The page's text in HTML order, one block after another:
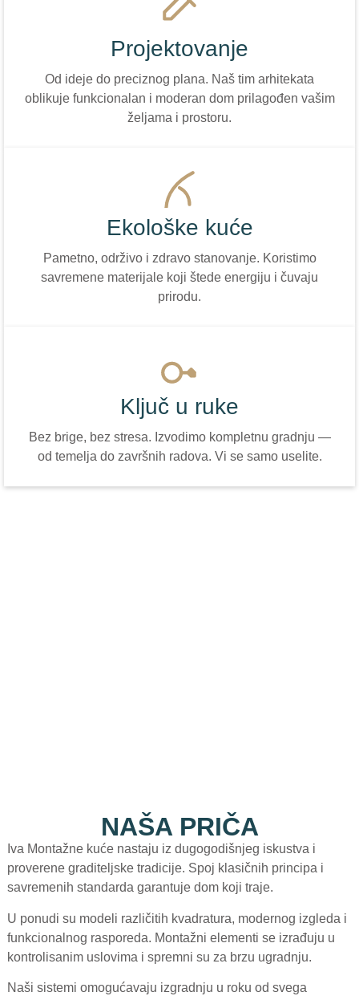
Projektovanje
Od ideje do preciznog plana. Naš tim arhitekata
oblikuje funkcionalan i moderan dom prilagođen vašim
željama i prostoru.
Ekološke kuće
Pametno, održivo i zdravo stanovanje. Koristimo
savremene materijale koji štede energiju i čuvaju
prirodu.
Ključ u ruke
Bez brige, bez stresa. Izvodimo kompletnu gradnju —
od temelja do završnih radova. Vi se samo uselite.
NAŠA PRIČA
Iva Montažne kuće nastaju iz dugogodišnjeg iskustva i
proverene graditeljske tradicije. Spoj klasičnih principa i
savremenih standarda garantuje dom koji traje.
U ponudi su modeli različitih kvadratura, modernog izgleda i
funkcionalnog rasporeda. Montažni elementi se izrađuju u
kontrolisanim uslovima i spremni su za brzu ugradnju.
Naši sistemi omogućavaju izgradnju u roku od svega